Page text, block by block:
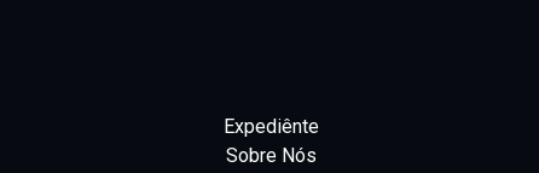
Expediênte
Sobre Nós